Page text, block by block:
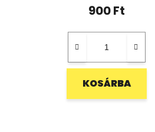
900 Ft
KOSÁRBA